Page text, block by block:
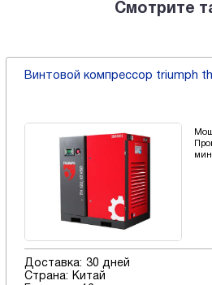
Смотрите
Винтовой компрессор triumph
Доставка: 30 дней
Страна:
Китай